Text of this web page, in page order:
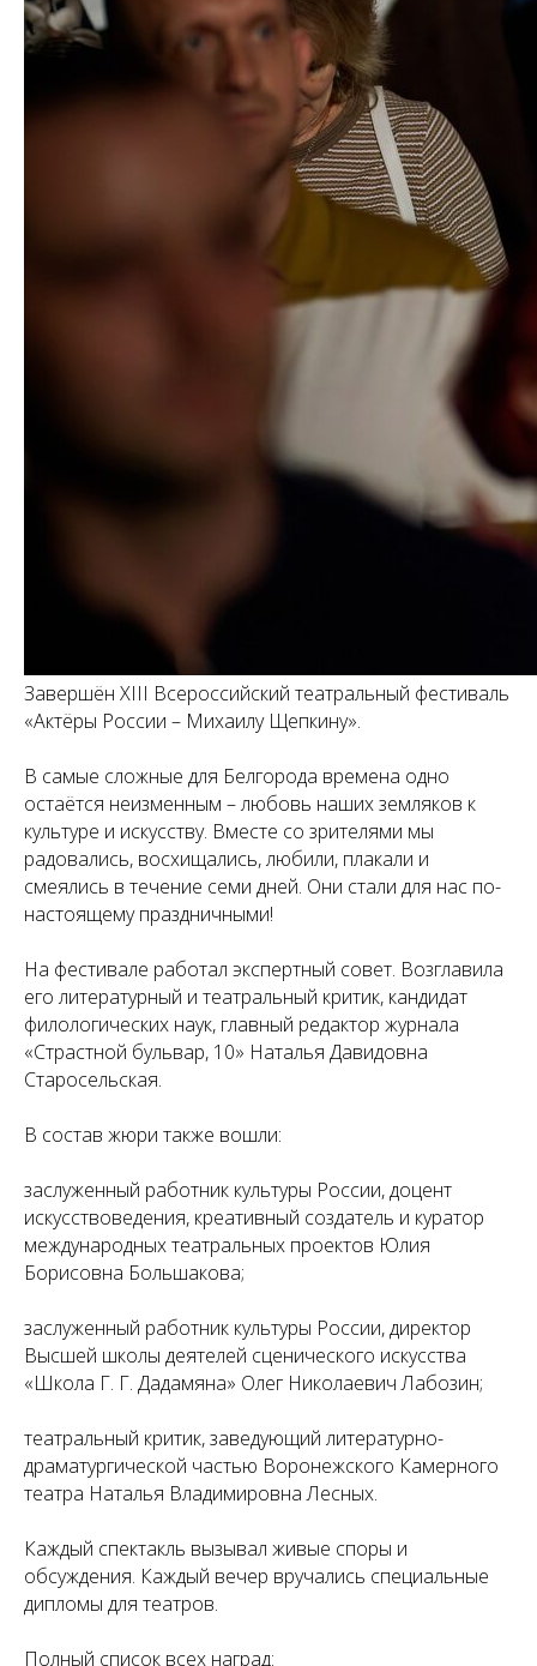
Завершён XIII Всероссийский театральный фестиваль
«Актёры России – Михаилу Щепкину».
В самые сложные для Белгорода времена одно
остаётся неизменным – любовь наших земляков к
культуре и искусству. Вместе со зрителями мы
радовались, восхищались, любили, плакали и
смеялись в течение семи дней. Они стали для нас по-
настоящему праздничными!
На фестивале работал экспертный совет. Возглавила
его литературный и театральный критик, кандидат
филологических наук, главный редактор журнала
«Страстной бульвар, 10» Наталья Давидовна
Старосельская.
В состав жюри также вошли:
заслуженный работник культуры России, доцент
искусствоведения, креативный создатель и куратор
международных театральных проектов Юлия
Борисовна Большакова;
заслуженный работник культуры России, директор
Высшей школы деятелей сценического искусства
«Школа Г. Г. Дадамяна» Олег Николаевич Лабозин;
театральный критик, заведующий литературно-
драматургической частью Воронежского Камерного
театра Наталья Владимировна Лесных.
Каждый спектакль вызывал живые споры и
обсуждения. Каждый вечер вручались специальные
дипломы для театров.
Полный список всех наград: